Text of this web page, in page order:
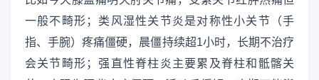
一般不畸形；类风湿性关节炎是对称性小关节（手
指、手腕）疼痛僵硬，晨僵持续超1小时，长期不治疗
会关节畸形；强直性脊柱炎主要累及脊柱和骶髂关